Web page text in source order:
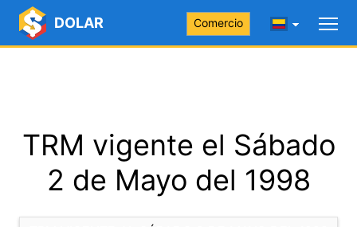
DOLAR Comercio
TRM vigente el Sábado
2 de Mayo del 1998